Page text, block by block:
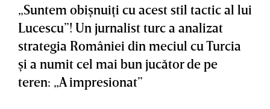
„Suntem obişnuiţi cu acest stil tactic al lui
Lucescu”! Un jurnalist turc a analizat
strategia României din meciul cu Turcia
şi a numit cel mai bun jucător de pe
teren: „A impresionat”